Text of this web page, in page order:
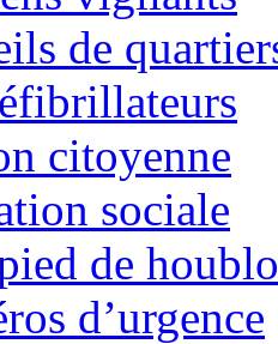
de
citoyenne
sociale
de
d’urgence